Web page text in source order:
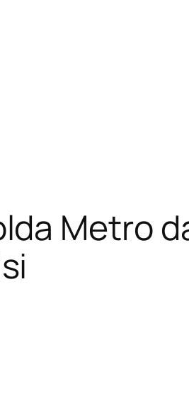
Metro